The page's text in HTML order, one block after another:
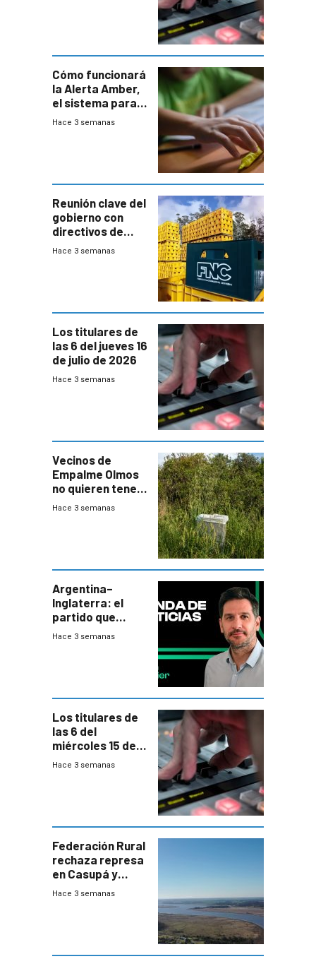
Cómo funcionará
la Alerta Amber,
el sistema para
la búsqueda
Hace 3 semanas
Reunión clave del
gobierno con
directivos de
Fábricas
Hace 3 semanas
Los titulares de
las 6 del jueves 16
de julio de 2026
Hace 3 semanas
Vecinos de
Empalme Olmos
no quieren tener
cerca una planta
departamental
Hace 3 semanas
Argentina–
Inglaterra: el
partido que
nunca termina
Hace 3 semanas
Los titulares de
las 6 del
miércoles 15 de
julio de 2026
Hace 3 semanas
Federación Rural
rechaza represa
en Casupá y
firma demanda
Hace 3 semanas